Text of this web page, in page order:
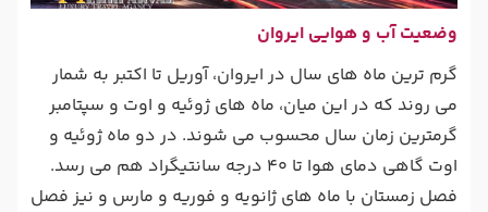
وضعیت آب و هوایی ایروان
گرم ترین ماه های سال در ایروان، آوریل تا اکتبر به شمار
می روند که در این میان، ماه های ژوئیه و اوت و سپتامبر
گرمترین زمان سال محسوب می شوند. در دو ماه ژوئیه و
اوت گاهی دمای هوا تا 40 درجه سانتیگراد هم می رسد.
فصل زمستان با ماه های ژانویه و فوریه و مارس و نیز فصل